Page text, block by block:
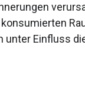
unter Einfluss